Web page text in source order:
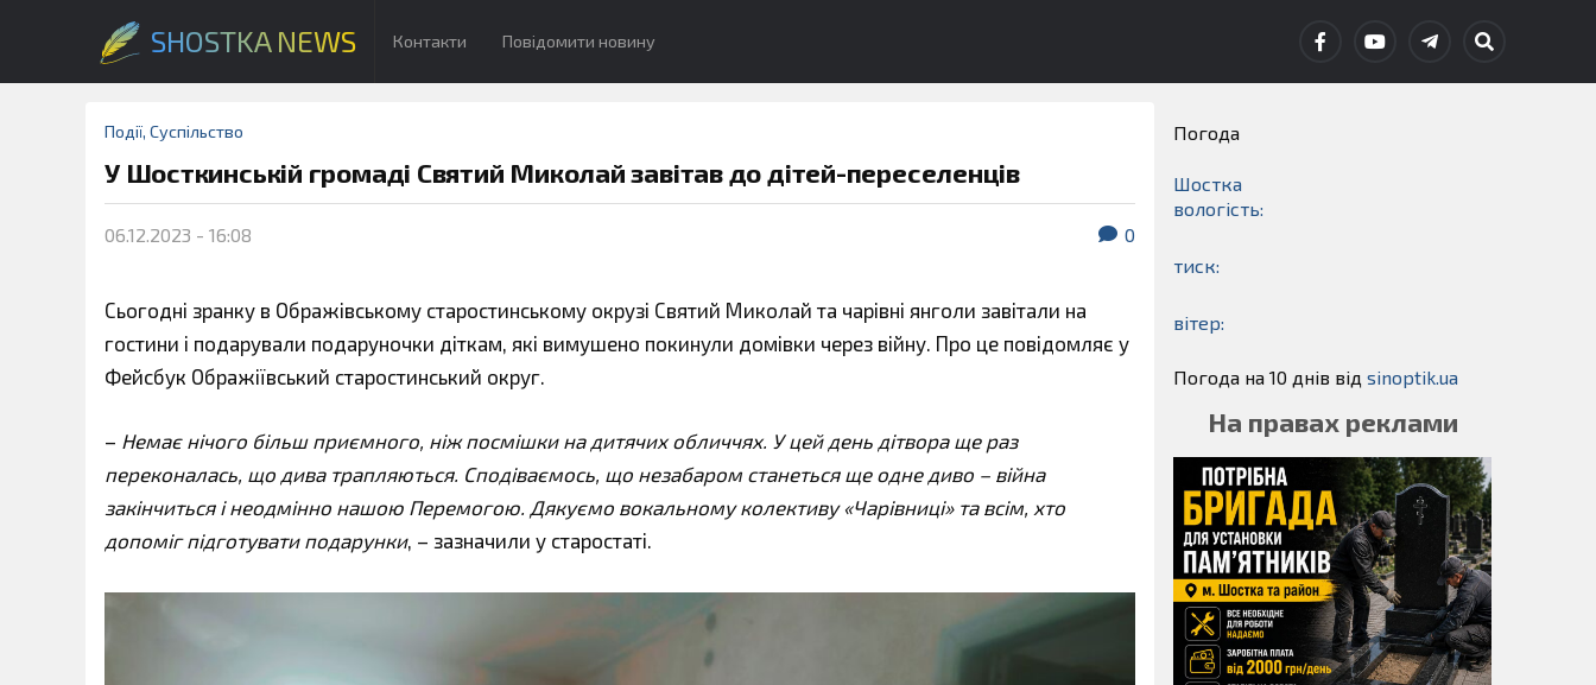
SHOSTKA NEWS Контакти Повідомити новину
Події, Суспільство
У Шосткинській громаді Святий Миколай завітав до дітей-переселенців
06.12.2023 - 16:08 0
Сьогодні зранку в Ображівському старостинському окрузі Святий Миколай та чарівні янголи завітали на
гостини і подарували подаруночки діткам, які вимушено покинули домівки через війну. Про це повідомляє у
Фейсбук Ображіївський старостинський округ.
– Немає нічого більш приємного, ніж посмішки на дитячих обличчях. У цей день дітвора ще раз
переконалась, що дива трапляються. Сподіваємось, що незабаром станеться ще одне диво – війна
закінчиться і неодмінно нашою Перемогою. Дякуємо вокальному колективу «Чарівниці» та всім, хто
допоміг підготувати подарунки, – зазначили у старостаті.
Погода
Шостка
вологість:
тиск:
вітер:
Погода на 10 днів від sinoptik.ua
На правах реклами